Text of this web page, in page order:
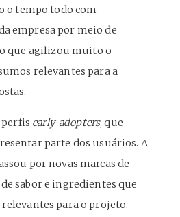
o tempo todo com
empresa por meio de
o que agilizou muito o
relevantes para a
early-adopters, que
parte dos usuários. A
por novas marcas de
sabor e ingredientes que
para o projeto.